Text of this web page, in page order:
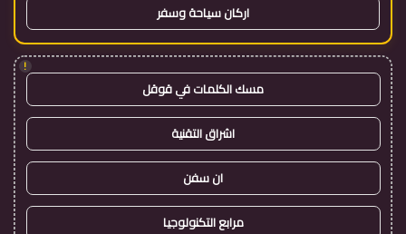
اركان سياحة وسفر
!
مسك الكلمات في قوقل
اشراق التقنية
ان سفن
مرابع التكنولوجيا